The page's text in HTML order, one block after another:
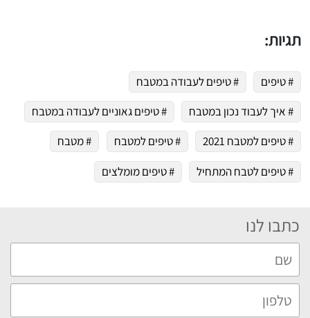
תגיות:
# טיפים
# טיפים לעבודה במטבח
# איך לעבוד נכון במטבח
# טיפים גאוניים לעבודה במטבח
# טיפים למטבח 2021
# טיפים למטבח
# מטבח
# טיפים לטבח המתחיל
# טיפים מומלצים
כתבו לנו